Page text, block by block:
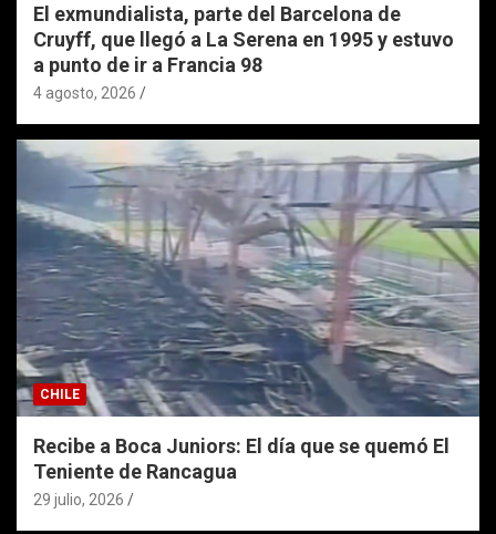
El exmundialista, parte del Barcelona de
Cruyff, que llegó a La Serena en 1995 y estuvo
a punto de ir a Francia 98
4 agosto, 2026
CHILE
Recibe a Boca Juniors: El día que se quemó El
Teniente de Rancagua
29 julio, 2026